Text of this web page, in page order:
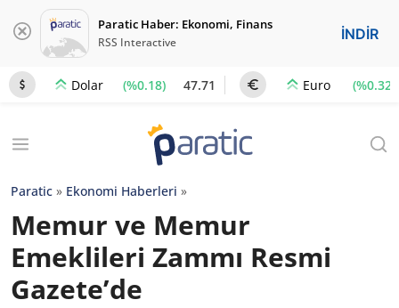
Paratic Haber: Ekonomi, Finans
RSS Interactive İNDİR
Dolar (%0.18) 47.71 Euro (%0.32)
Paratic » Ekonomi Haberleri »
Memur ve Memur
Emeklileri Zammı Resmi
Gazete’de